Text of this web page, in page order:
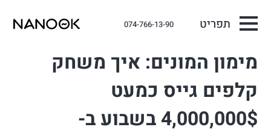
תפריט 074-766-13-90
מימון המונים: איך משחק
קלפים גייס כמעט
4,000,000$ בשבוע ב-